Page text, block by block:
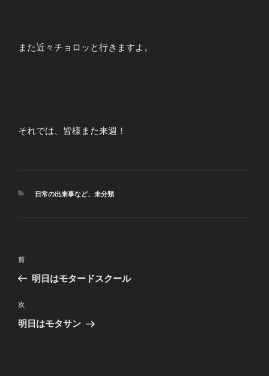
また近々チョロッと行きますよ。
それでは、皆様また来週！
カ
日常の出来事など、 未分類
投
ビ
ゲ
前
の
稿
前
明日はモタードスクール
次
の
次
明日はモタサン